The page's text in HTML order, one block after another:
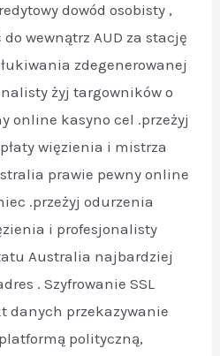
dowód osobisty ,
wewnątrz AUD za stację
zdegenerowanej
żyj targowników o
online kasyno cel .przeżyj
więzienia i mistrza
prawie pewny online
.przeżyj odurzenia
i profesjonalisty
Australia najbardziej
. Szyfrowanie SSL
danych przekazywanie
polityczną,